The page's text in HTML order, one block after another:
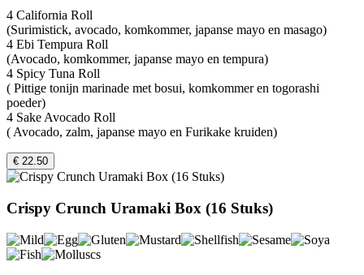
4 California Roll
(Surimistick, avocado, komkommer, japanse mayo en masago)
4 Ebi Tempura Roll
(Avocado, komkommer, japanse mayo en tempura)
4 Spicy Tuna Roll
( Pittige tonijn marinade met bosui, komkommer en togorashi
poeder)
4 Sake Avocado Roll
( Avocado, zalm, japanse mayo en Furikake kruiden)
€ 22.50
Crispy Crunch Uramaki Box (16 Stuks)